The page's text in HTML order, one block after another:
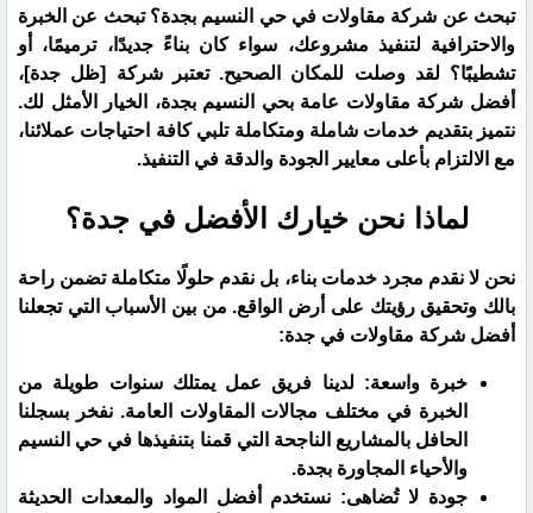
​تبحث عن شركة مقاولات في حي النسيم بجدة؟ تبحث عن الخبرة
والاحترافية لتنفيذ مشروعك، سواء كان بناءً جديدًا، ترميمًا، أو
تشطيبًا؟ لقد وصلت للمكان الصحيح. تعتبر شركة [ظل جدة]،
أفضل شركة مقاولات عامة بحي النسيم بجدة، الخيار الأمثل لك.
نتميز بتقديم خدمات شاملة ومتكاملة تلبي كافة احتياجات عملائنا،
مع الالتزام بأعلى معايير الجودة والدقة في التنفيذ.
​لماذا نحن خيارك الأفضل في جدة؟
​نحن لا نقدم مجرد خدمات بناء، بل نقدم حلولًا متكاملة تضمن راحة
بالك وتحقيق رؤيتك على أرض الواقع. من بين الأسباب التي تجعلنا
أفضل شركة مقاولات في جدة:
​خبرة واسعة: لدينا فريق عمل يمتلك سنوات طويلة من
الخبرة في مختلف مجالات المقاولات العامة. نفخر بسجلنا
الحافل بالمشاريع الناجحة التي قمنا بتنفيذها في حي النسيم
والأحياء المجاورة بجدة.
​جودة لا تُضاهى: نستخدم أفضل المواد والمعدات الحديثة